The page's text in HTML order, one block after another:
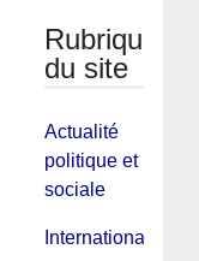
Rubriques
du site
Actualité
politique et
sociale
International